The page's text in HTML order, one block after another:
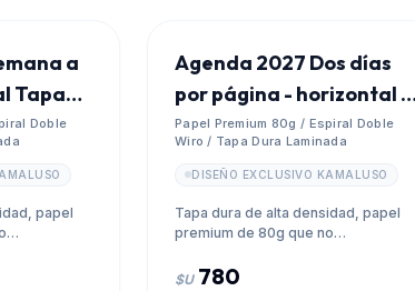
a
Tapa
Doble
papel
Agenda 2027 Dos días
por página - horizontal |
Tapa Dura
Papel Premium 80g / Espiral Doble
Wiro / Tapa Dura Laminada
DISEÑO EXCLUSIVO KAMALUSO
Tapa dura de alta densidad, papel
premium de 80g que no
doble wiro.
$U 780